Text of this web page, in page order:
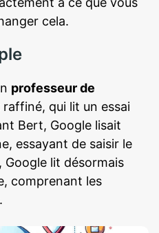
cela.
professeur de
qui lit un essai
Bert, Google lisait
essayant de saisir le
Google lit désormais
comprenant les